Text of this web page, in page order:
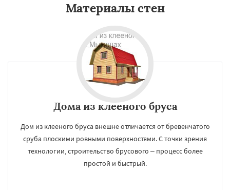
Материалы стен
Дома из клееного бруса
Дом из клееного бруса внешне отличается от бревенчатого
сруба плоскими ровными поверхностями. С точки зрения
технологии, строительство брусового – процесс более
простой и быстрый.